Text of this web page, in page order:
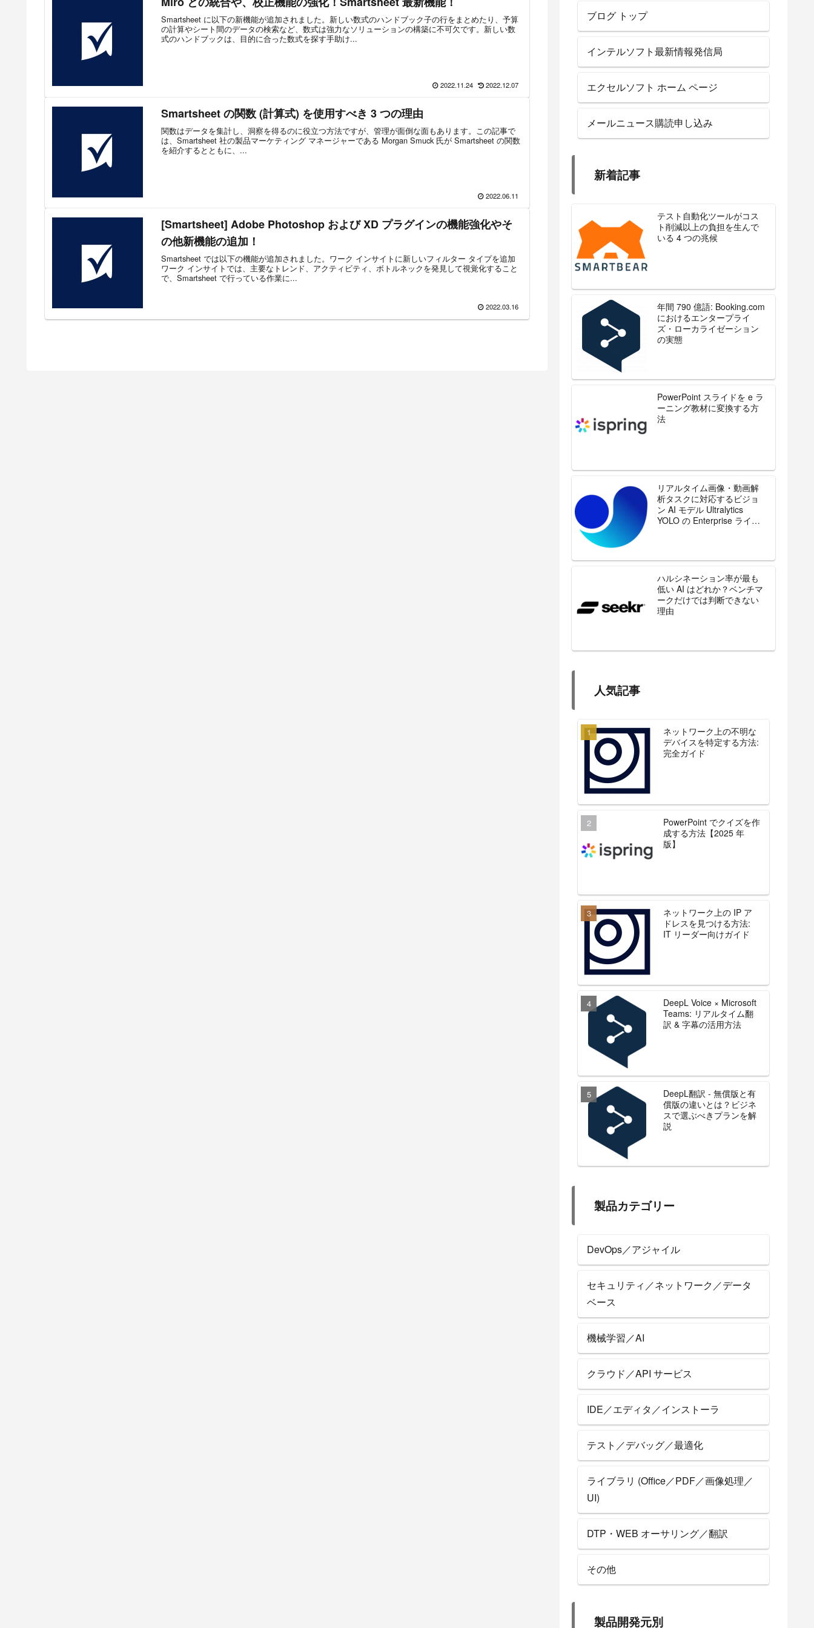
Smartsheet に以下の新機能が追加されました。新しい数式のハンドブック子の行をまとめたり、予算
の計算やシート間のデータの検索など、数式は強力なソリューションの構築に不可欠です。新しい数
式のハンドブックは、目的に合った数式を探す手助け...
2022.11.24 2022.12.07
Smartsheet の関数 (計算式) を使用すべき 3 つの理由
関数はデータを集計し、洞察を得るのに役立つ方法ですが、管理が面倒な面もあります。この記事で
は、Smartsheet 社の製品マーケティング マネージャーである Morgan Smuck 氏が Smartsheet の関数
を紹介するとともに、...
2022.06.11
[Smartsheet] Adobe Photoshop および XD プラグインの機能強化やそ
の他新機能の追加！
Smartsheet では以下の機能が追加されました。ワーク インサイトに新しいフィルター タイプを追加
ワーク インサイトでは、主要なトレンド、アクティビティ、ボトルネックを発見して視覚化すること
で、Smartsheet で行っている作業に...
2022.03.16
ブログ トップ
インテルソフト最新情報発信局
エクセルソフト ホーム ページ
メールニュース購読申し込み
新着記事
テスト自動化ツールがコス
ト削減以上の負担を生んで
いる 4 つの兆候
年間 790 億語: Booking.com
におけるエンタープライ
ズ・ローカライゼーション
の実態
PowerPoint スライドを e ラ
ーニング教材に変換する方
法
リアルタイム画像・動画解
析タスクに対応するビジョ
ン AI モデル Ultralytics
YOLO の Enterprise ライセ
ハルシネーション率が最も
低い AI はどれか？ベンチマ
ークだけでは判断できない
理由
人気記事
ネットワーク上の不明な
デバイスを特定する方法:
完全ガイド
PowerPoint でクイズを作
成する方法【2025 年
版】
ネットワーク上の IP ア
ドレスを見つける方法:
IT リーダー向けガイド
DeepL Voice × Microsoft
Teams: リアルタイム翻
訳 & 字幕の活用方法
DeepL翻訳 - 無償版と有
償版の違いとは？ビジネ
スで選ぶべきプランを解
説
製品カテゴリー
DevOps／アジャイル
セキュリティ／ネットワーク／データ
ベース
機械学習／AI
クラウド／API サービス
IDE／エディタ／インストーラ
テスト／デバッグ／最適化
ライブラリ (Office／PDF／画像処理／
UI)
DTP・WEB オーサリング／翻訳
その他
製品開発元別